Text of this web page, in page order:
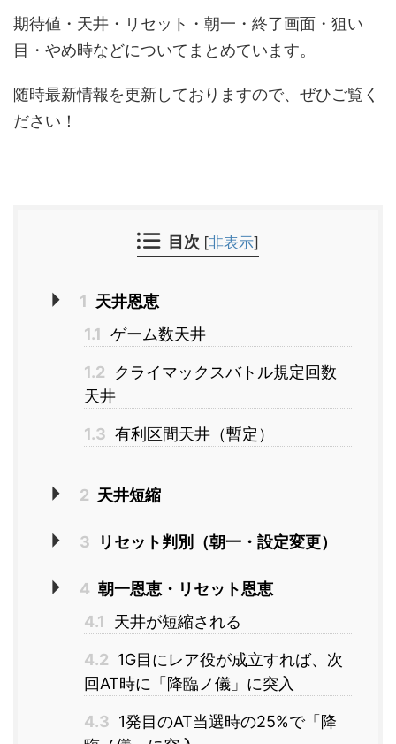
期待値・天井・リセット・朝一・終了画面・狙い
目・やめ時などについてまとめています。
随時最新情報を更新しておりますので、ぜひご覧く
ださい！
目次 [非表示]
1 天井恩恵
1.1 ゲーム数天井
1.2
クライマックスバトル規定回数
天井
1.3 有利区間天井（暫定）
2 天井短縮
3 リセット判別（朝一・設定変更）
4 朝一恩恵・リセット恩恵
4.1
天井が短縮される
4.2 1G目にレア役が成立すれば、次
回AT時に「降臨ノ儀」に突入
4.3 1発目のAT当選時の25%で「降